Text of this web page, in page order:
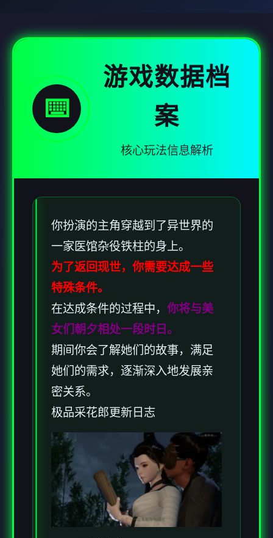
⌨️
游戏数据档
案
核心玩法信息解析
你扮演的主角穿越到了异世界的
一家医馆杂役铁柱的身上。
为了返回现世，你需要达成一些
特殊条件。
在达成条件的过程中， 你将与美
女们朝夕相处一段时日。
期间你会了解她们的故事，满足
她们的需求，逐渐深入地发展亲
密关系。
极品采花郎更新日志